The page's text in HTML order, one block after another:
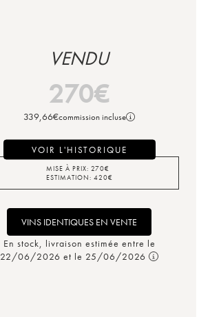
VENDU
270€
339,66€commission incluse
VOIR L'HISTORIQUE
MISE À PRIX: 270€
ESTIMATION: 420€
VINS IDENTIQUES EN VENTE
En stock, livraison estimée entre le
22/06/2026 et le 25/06/2026